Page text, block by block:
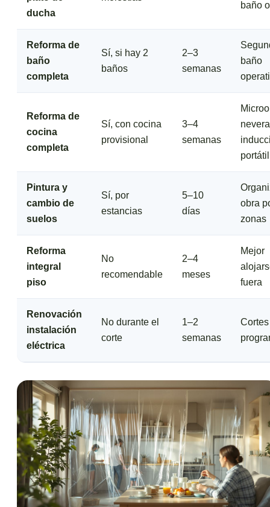
ducha
baño
Reforma de
baño
completa
Sí, si hay 2
baños
2–3
semanas
baño
Reforma de
cocina
completa
Sí, con cocina
provisional
3–4
semanas
portátil
Pintura y
cambio de
suelos
Sí, por
estancias
5–10
días
obra
zonas
Reforma
integral
piso
No
recomendable
2–4
meses
Mejor
fuera
Renovación
instalación
eléctrica
No durante el
corte
1–2
semanas